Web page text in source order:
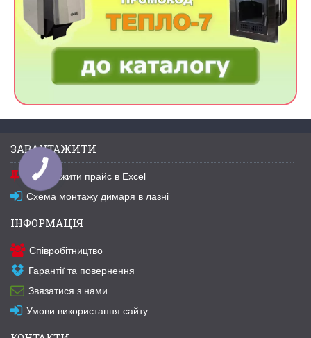
ЗАВАНТАЖИТИ
Завантажити прайс в Excel
Схема монтажу димаря в лазні
ІНФОРМАЦІЯ
Співробітництво
Гарантії та повернення
Звязатися з нами
Умови використання сайту